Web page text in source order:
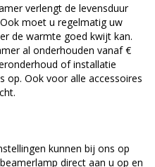
verlengt de levensduur
moet u regelmatig uw
de warmte goed kwijt kan.
al onderhouden vanaf €
of installatie
op. Ook voor alle accessoires
kunnen bij ons op
direct aan u op en